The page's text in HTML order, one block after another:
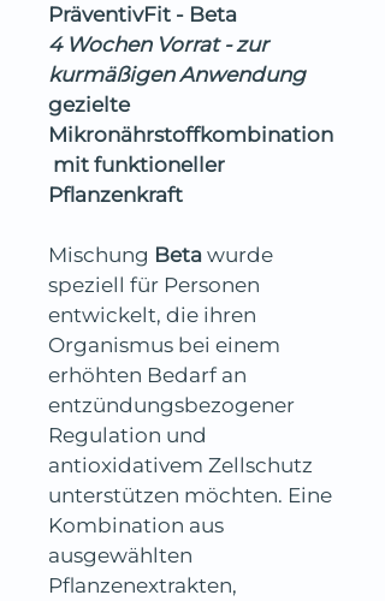
PräventivFit - Beta
4 Wochen Vorrat - zur
kurmäßigen Anwendung
gezielte
Mikronährstoffkombination
mit funktioneller
Pflanzenkraft
Mischung Beta wurde
speziell für Personen
entwickelt, die ihren
Organismus bei einem
erhöhten Bedarf an
entzündungsbezogener
Regulation und
antioxidativem Zellschutz
unterstützen möchten. Eine
Kombination aus
ausgewählten
Pflanzenextrakten,